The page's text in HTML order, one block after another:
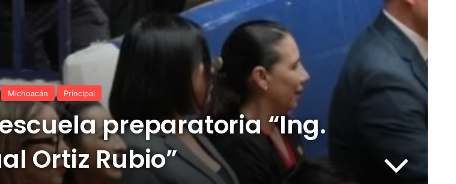
Michoacán Principal
preparatoria “Ing.
Ortiz Rubio”